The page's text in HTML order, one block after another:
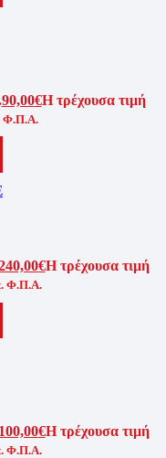
90,00€Η τρέχουσα τιμή
Φ.Π.Α.
€Η τρέχουσα τιμή
Φ.Π.Α.
€Η τρέχουσα τιμή
Φ.Π.Α.